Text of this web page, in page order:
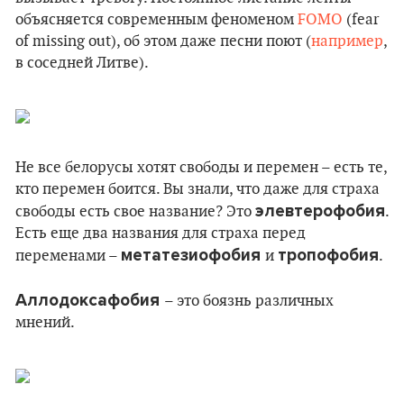
объясняется современным феноменом FOMO (fear
of missing out), об этом даже песни поют (например,
в соседней Литве).
Не все белорусы хотят свободы и перемен – есть те,
кто перемен боится. Вы знали, что даже для страха
свободы есть свое название? Это элевтерофобия.
Есть еще два названия для страха перед
переменами – метатезиофобия и тропофобия.
Аллодоксафобия – это боязнь различных
мнений.